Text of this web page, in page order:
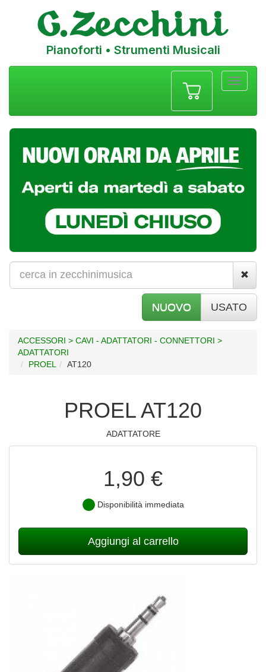
Pianoforti • Strumenti Musicali
NUOVO USATO
ACCESSORI > CAVI - ADATTATORI - CONNETTORI >
ADATTATORI
PROEL
AT120
PROEL AT120
ADATTATORE
1,90 €
Disponibilità immediata
Aggiungi al carrello